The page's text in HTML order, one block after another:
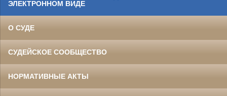
ЭЛЕКТРОННОМ ВИДЕ
О СУДЕ
СУДЕЙСКОЕ СООБЩЕСТВО
НОРМАТИВНЫЕ АКТЫ